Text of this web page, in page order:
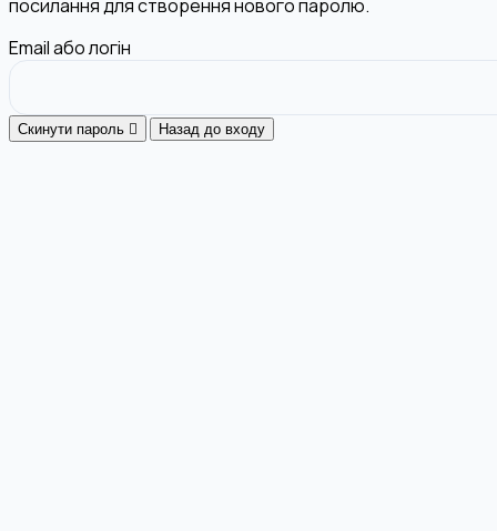
посилання для створення нового паролю.
Email або логін
Скинути пароль Назад до входу